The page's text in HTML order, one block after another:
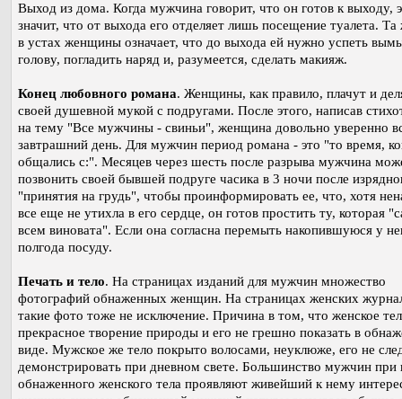
Выход из дома. Когда мужчина говорит, что он готов к выходу,
значит, что от выхода его отделяет лишь посещение туалета. Та
в устах женщины означает, что до выхода ей нужно успеть
голову, погладить наряд и, разумеется, сделать макияж.
Конец любовного романа. Женщины, как правило, плачут и
своей душевной мукой с подругами. После этого, написав
на тему "Все мужчины - свиньи", женщина довольно уверенно
завтрашний день. Для мужчин период романа - это "то время,
общались с:". Месяцев через шесть после разрыва мужчина
позвонить своей бывшей подруге часика в 3 ночи после
"принятия на грудь", чтобы проинформировать ее, что, хотя
все еще не утихла в его сердце, он готов простить ту, которая
всем виновата". Если она согласна перемыть накопившуюся у
полгода посуду.
Печать и тело. На страницах изданий для мужчин множество
фотографий обнаженных женщин. На страницах женских
такие фото тоже не исключение. Причина в том, что женское
прекрасное творение природы и его не грешно показать в
виде. Мужское же тело покрыто волосами, неуклюже, его не
демонстрировать при дневном свете. Большинство мужчин при
обнаженного женского тела проявляют живейший к нему